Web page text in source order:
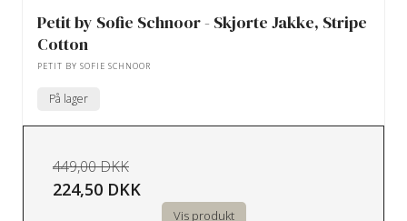
Petit by Sofie Schnoor - Skjorte Jakke, Stripe
Cotton
PETIT BY SOFIE SCHNOOR
På lager
449,00 DKK
224,50 DKK
Vis produkt